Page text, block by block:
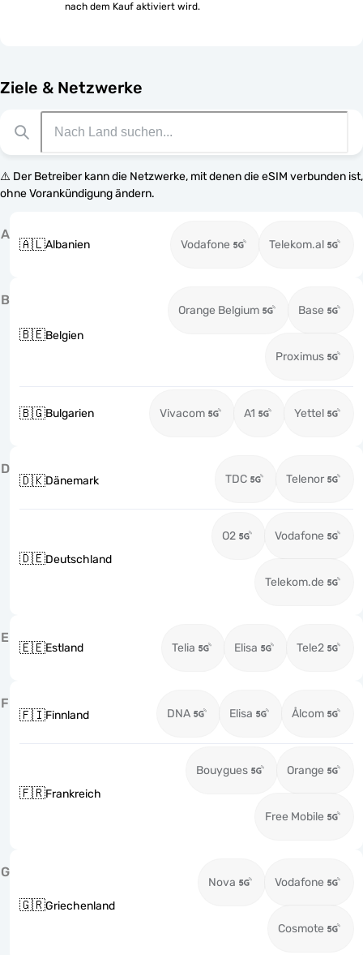
nach dem Kauf aktiviert wird.
Ziele & Netzwerke
⚠️ Der Betreiber kann die Netzwerke, mit denen die eSIM verbunden ist,
ohne Vorankündigung ändern.
A
🇦🇱Albanien Vodafone Telekom.al
B
🇧🇪Belgien
Orange Belgium Base
Proximus
🇧🇬Bulgarien Vivacom A1 Yettel
D
🇩🇰Dänemark TDC Telenor
🇩🇪Deutschland
O2 Vodafone
Telekom.de
E
🇪🇪Estland Telia Elisa Tele2
F
🇫🇮Finnland DNA Elisa Ålcom
🇫🇷Frankreich
Bouygues Orange
Free Mobile
G
🇬🇷Griechenland
Nova Vodafone
Cosmote